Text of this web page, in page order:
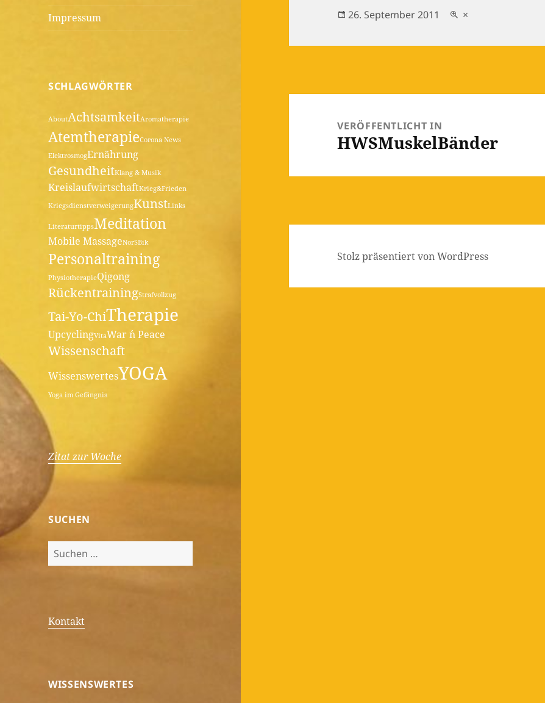
Impressum
SCHLAGWÖRTER
AboutAchtsamkeitAromatherapie
AtemtherapieCorona News
ElektrosmogErnährung
GesundheitKlang & Musik
KreislaufwirtschaftKrieg&Frieden
KriegsdienstverweigerungKunstLinks
LiteraturtippsMeditation
Mobile MassageNorSBik
Personaltraining
PhysiotherapieQigong
RückentrainingStrafvollzug
Tai-Yo-ChiTherapie
UpcyclingVitaWar ´n Peace
Wissenschaft
WissenswertesYOGA
Yoga im Gefängnis
Zitat zur Woche
SUCHEN
Suchen
nach:
Kontakt
WISSENSWERTES
Veröffentlicht
26. September 2011 Originalgröße
×
VERÖFFENTLICHT IN
HWSMuskelBänder
Stolz präsentiert von WordPress